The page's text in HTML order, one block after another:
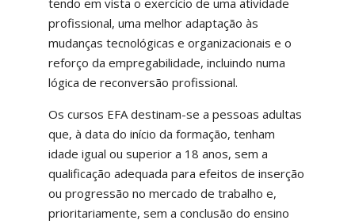
tendo em vista o exercício de uma atividade
profissional, uma melhor adaptação às
mudanças tecnológicas e organizacionais e o
reforço da empregabilidade, incluindo numa
lógica de reconversão profissional.
Os cursos EFA destinam-se a pessoas adultas
que, à data do início da formação, tenham
idade igual ou superior a 18 anos, sem a
qualificação adequada para efeitos de inserção
ou progressão no mercado de trabalho e,
prioritariamente, sem a conclusão do ensino